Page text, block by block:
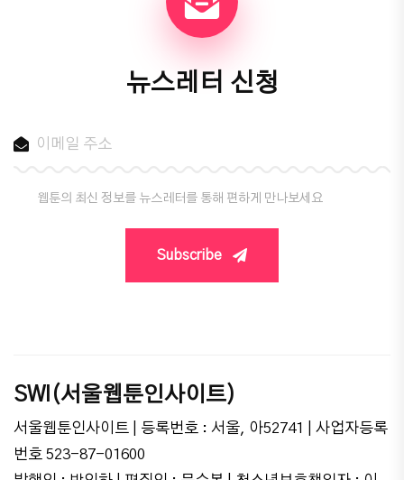
뉴스레터 신청
웹툰의 최신 정보를 뉴스레터를 통해 편하게 만나보세요
Subscribe
SWI(서울웹툰인사이트)
서울웹툰인사이트 | 등록번호 : 서울, 아52741 | 사업자등록
번호 523-87-01600